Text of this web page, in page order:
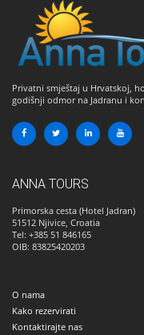
Privatni smještaj u Hrvatskoj,
godišnji odmor na Jadranu i
ANNA TOURS
Primorska cesta (Hotel Jadran)
51512 Njivice, Croatia
Tel: +385 51 846165
OIB: 83825420203
O nama
Kako rezervirati
Kontaktirajte nas